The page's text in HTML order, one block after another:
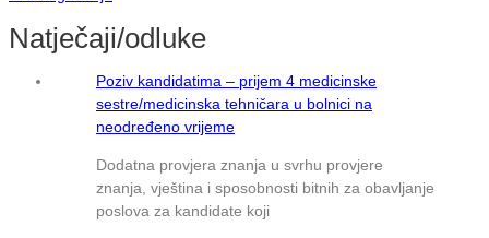
Natječaji/odluke
Poziv kandidatima – prijem 4 medicinske
sestre/medicinska tehničara u bolnici na
neodređeno vrijeme
Dodatna provjera znanja u svrhu provjere
znanja, vještina i sposobnosti bitnih za obavljanje
poslova za kandidate koji